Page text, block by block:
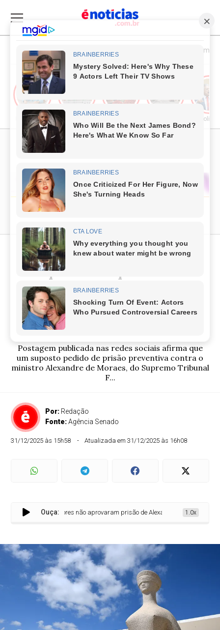
Esporte & Cultura Política & Economia
Publieditorial Política
É FAKE: senadores não
aprovaram prisão de
Alexandre de Moraes em
“reunião secreta” na
Postagem publicada nas redes sociais afirma que
um suposto pedido de prisão preventiva contra o
ministro Alexandre de Moraes, do Supremo Tribunal
F...
Por: Redação
Fonte:Agência Senado
31/12/2025 às 15h58 Atualizada em 31/12/2025 às 16h08
Ouça:
É FAKE: senadores não aprovaram prisão de Alexandre de Moraes em
1.0x